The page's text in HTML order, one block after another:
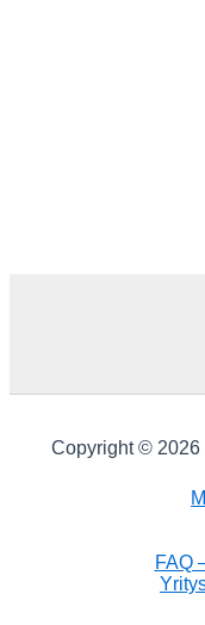
Copyright © 2026
FAQ